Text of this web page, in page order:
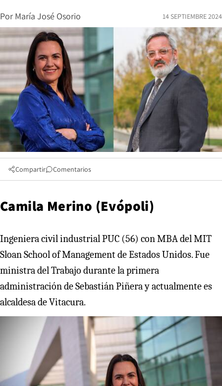
Por María José Osorio 14 SEPTIEMBRE 2024
Compartir Comentarios
Camila Merino (Evópoli)
Ingeniera civil industrial PUC (56) con MBA del MIT
Sloan School of Management de Estados Unidos. Fue
ministra del Trabajo durante la primera
administración de Sebastián Piñera y actualmente es
alcaldesa de Vitacura.